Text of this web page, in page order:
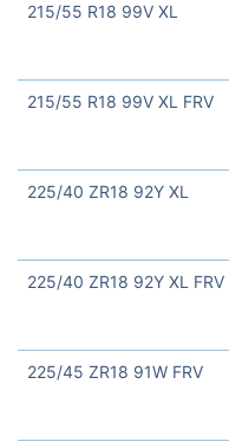
215/55 R18 99V XL
215/55 R18 99V XL FRV
225/40 ZR18 92Y XL
225/40 ZR18 92Y XL FRV
225/45 ZR18 91W FRV